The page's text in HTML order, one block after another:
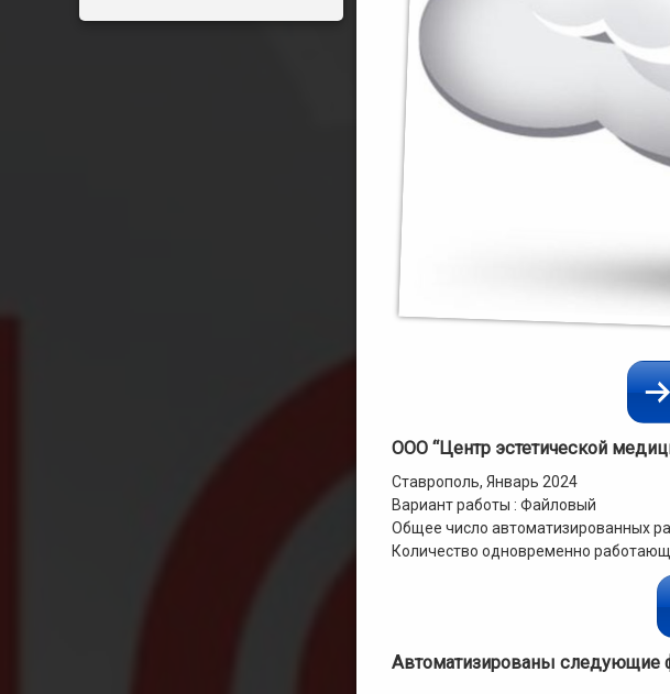
ООО “Центр эстетической
Ставрополь, Январь 2024
Вариант работы : Файловый
Общее число автоматизированных
Количество одновременно
Автоматизированы следующие